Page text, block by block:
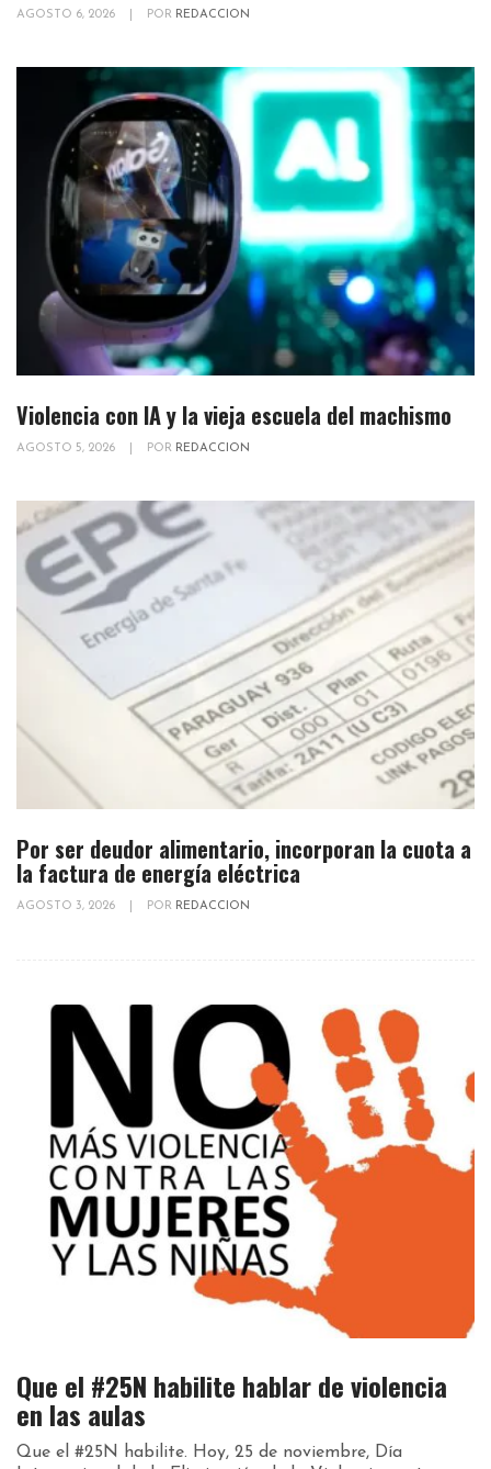
AGOSTO 6, 2026 POR REDACCION
Violencia con IA y la vieja escuela del machismo
AGOSTO 5, 2026 POR REDACCION
Por ser deudor alimentario, incorporan la cuota a
la factura de energía eléctrica
AGOSTO 3, 2026 POR REDACCION
Que el #25N habilite hablar de violencia
en las aulas
Que el #25N habilite. Hoy, 25 de noviembre, Día